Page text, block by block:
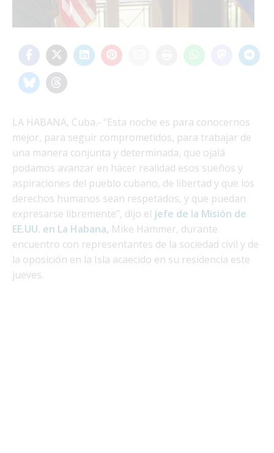
LA HABANA, Cuba.- “Esta noche es para conocernos
mejor, para seguir comprometidos, para trabajar de
una manera conjunta y determinada, que ojalá
podamos avanzar en hacer realidad esos sueños y
aspiraciones del pueblo cubano, de libertad y que los
derechos humanos sean respetados, y que puedan
expresarse libremente”, dijo el jefe de la Misión de
EE.UU. en La Habana, Mike Hammer, durante
encuentro con representantes de la sociedad civil y de
la oposición en la Isla acaecido en su residencia este
jueves.